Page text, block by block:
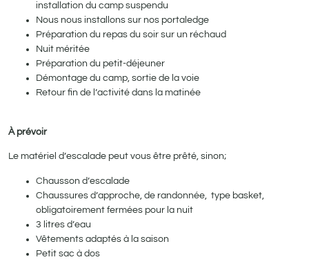
installation du camp suspendu
Nous nous installons sur nos portaledge
Préparation du repas du soir sur un réchaud
Nuit méritée
Préparation du petit-déjeuner
Démontage du camp, sortie de la voie
Retour fin de l’activité dans la matinée
À prévoir
Le matériel d’escalade peut vous être prêté, sinon;
Chausson d’escalade
Chaussures d’approche, de randonnée, type basket,
obligatoirement fermées pour la nuit
3 litres d’eau
Vêtements adaptés à la saison
Petit sac à dos